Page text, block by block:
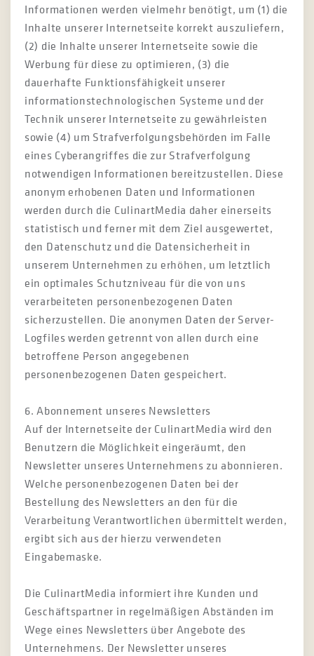
Informationen werden vielmehr benötigt, um (1) die
Inhalte unserer Internetseite korrekt auszuliefern,
(2) die Inhalte unserer Internetseite sowie die
Werbung für diese zu optimieren, (3) die
dauerhafte Funktionsfähigkeit unserer
informationstechnologischen Systeme und der
Technik unserer Internetseite zu gewährleisten
sowie (4) um Strafverfolgungsbehörden im Falle
eines Cyberangriffes die zur Strafverfolgung
notwendigen Informationen bereitzustellen. Diese
anonym erhobenen Daten und Informationen
werden durch die CulinartMedia daher einerseits
statistisch und ferner mit dem Ziel ausgewertet,
den Datenschutz und die Datensicherheit in
unserem Unternehmen zu erhöhen, um letztlich
ein optimales Schutzniveau für die von uns
verarbeiteten personenbezogenen Daten
sicherzustellen. Die anonymen Daten der Server-
Logfiles werden getrennt von allen durch eine
betroffene Person angegebenen
personenbezogenen Daten gespeichert.
6. Abonnement unseres Newsletters
Auf der Internetseite der CulinartMedia wird den
Benutzern die Möglichkeit eingeräumt, den
Newsletter unseres Unternehmens zu abonnieren.
Welche personenbezogenen Daten bei der
Bestellung des Newsletters an den für die
Verarbeitung Verantwortlichen übermittelt werden,
ergibt sich aus der hierzu verwendeten
Eingabemaske.
Die CulinartMedia informiert ihre Kunden und
Geschäftspartner in regelmäßigen Abständen im
Wege eines Newsletters über Angebote des
Unternehmens. Der Newsletter unseres